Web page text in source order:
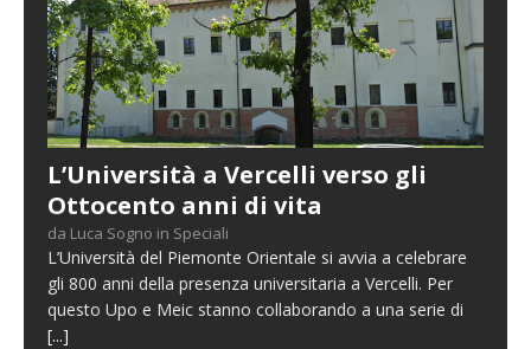
L’Università a Vercelli verso gli
Ottocento anni di vita
da Luca Sogno in Speciali
L’Università del Piemonte Orientale si avvia a celebrare
gli 800 anni della presenza universitaria a Vercelli. Per
questo Upo e Meic stanno collaborando a una serie di
[...]